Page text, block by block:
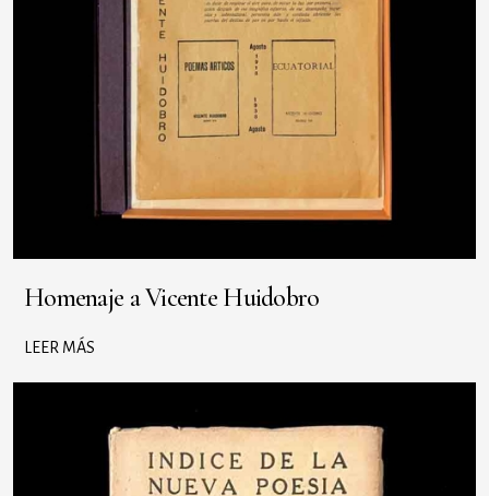
Homenaje a Vicente Huidobro
LEER MÁS